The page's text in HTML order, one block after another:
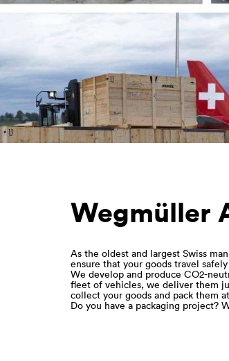
Wegmüller
As the oldest and largest Swiss
ensure that your goods travel
We develop and produce CO2-
fleet of vehicles, we deliver them
collect your goods and pack them
Do you have a packaging project?